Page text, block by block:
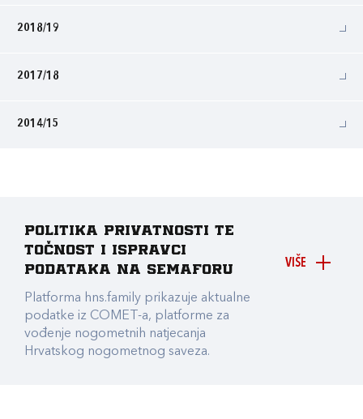
2018/19
2017/18
2014/15
VIŠE
Politika privatnosti te
točnost i ispravci
podataka na Semaforu
Platforma hns.family prikazuje aktualne
podatke iz COMET-a, platforme za
vođenje nogometnih natjecanja
Hrvatskog nogometnog saveza.